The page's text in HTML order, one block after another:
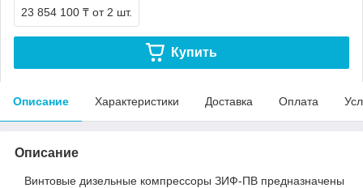
23 854 100 ₸ от 2 шт.
Купить
Описание Характеристики Доставка Оплата
Описание
Винтовые дизельные компрессоры ЗИФ-ПВ предназначены